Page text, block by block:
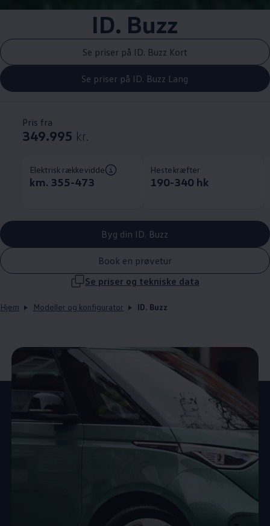
ID. Buzz
Se priser på ID. Buzz Kort
Se priser på ID. Buzz Lang
Pris fra
349.995 kr.
Elektrisk rækkevidde
km. 355-473
Hestekræfter
190-340 hk
Byg din ID. Buzz
Book en prøvetur
Se priser og tekniske data
Hjem Modeller og konfigurator ID. Buzz